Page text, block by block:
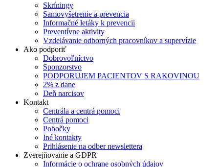
Skríningy
Samovyšetrenie a prevencia
Informačné letáky k prevencii
Preventívne aktivity
Vzdelávanie odborných pracovníkov a supervízie
Ako podporiť
Dobrovoľníctvo
Sponzorstvo
PODPORUJEM PACIENTOV S RAKOVINOU
2% z dane
Deň narcisov
Kontakt
Centrála a centrá pomoci
Centrá pomoci
Pobočky
Iné kontakty
Prihlásenie na odber newslettera
Zverejňovanie a GDPR
Informácie o ochrane osobných údajov